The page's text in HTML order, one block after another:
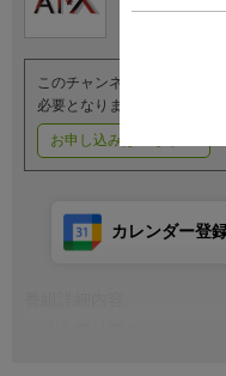
このチャンネルのご視聴に
必要となります。
お申し込みはこちら
カレンダー登